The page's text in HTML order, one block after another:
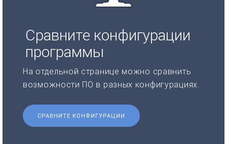
Сравните конфигурации
программы
На отдельной странице можно сравнить
возможности ПО в разных конфигурациях.
СРАВНИТЕ КОНФИГУРАЦИИ